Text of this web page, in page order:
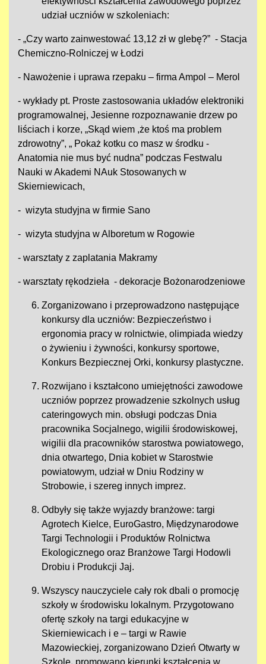
udział uczniów w szkoleniach:
- „Czy warto zainwestować 13,12 zł w glebę?” - Stacja
Chemiczno-Rolniczej w Łodzi
- Nawożenie i uprawa rzepaku – firma Ampol – Merol
- wykłady pt. Proste zastosowania układów elektroniki
programowalnej, Jesienne rozpoznawanie drzew po
liściach i korze, „Skąd wiem ,że ktoś ma problem
zdrowotny”, „ Pokaż kotku co masz w środku -
Anatomia nie mus być nudna” podczas Festwalu
Nauki w Akademi NAuk Stosowanych w
Skierniewicach,
- wizyta studyjna w firmie Sano
- wizyta studyjna w Alboretum w Rogowie
- warsztaty z zaplatania Makramy
- warsztaty rękodzieła - dekoracje Bożonarodzeniowe
Zorganizowano i przeprowadzono następujące
konkursy dla uczniów: Bezpieczeństwo i
ergonomia pracy w rolnictwie, olimpiada wiedzy
o żywieniu i żywności, konkursy sportowe,
Konkurs Bezpiecznej Orki, konkursy plastyczne.
Rozwijano i kształcono umiejętności zawodowe
uczniów poprzez prowadzenie szkolnych usług
cateringowych min. obsługi podczas Dnia
pracownika Socjalnego, wigilii środowiskowej,
wigilii dla pracowników starostwa powiatowego,
dnia otwartego, Dnia kobiet w Starostwie
powiatowym, udział w Dniu Rodziny w
Strobowie, i szereg innych imprez.
Odbyły się także wyjazdy branżowe: targi
Agrotech Kielce, EuroGastro, Międzynarodowe
Targi Technologii i Produktów Rolnictwa
Ekologicznego oraz Branżowe Targi Hodowli
Drobiu i Produkcji Jaj.
Wszyscy nauczyciele cały rok dbali o promocję
szkoły w środowisku lokalnym. Przygotowano
ofertę szkoły na targi edukacyjne w
Skierniewicach i e – targi w Rawie
Mazowieckiej, zorganizowano Dzień Otwarty w
Szkole, promowano kierunki kształcenia w